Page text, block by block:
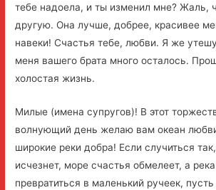
тебе надоела, и ты изменил мне? Жаль,
другую. Она лучше, добрее, красивее
навеки! Счастья тебе, любви. Я же
меня вашего брата много осталось.
холостая жизнь.
Милые (имена супругов)! В этот
волнующий день желаю вам океан
широкие реки добра! Если случиться
исчезнет, море счастья обмелеет, а
превратиться в маленький ручеек,